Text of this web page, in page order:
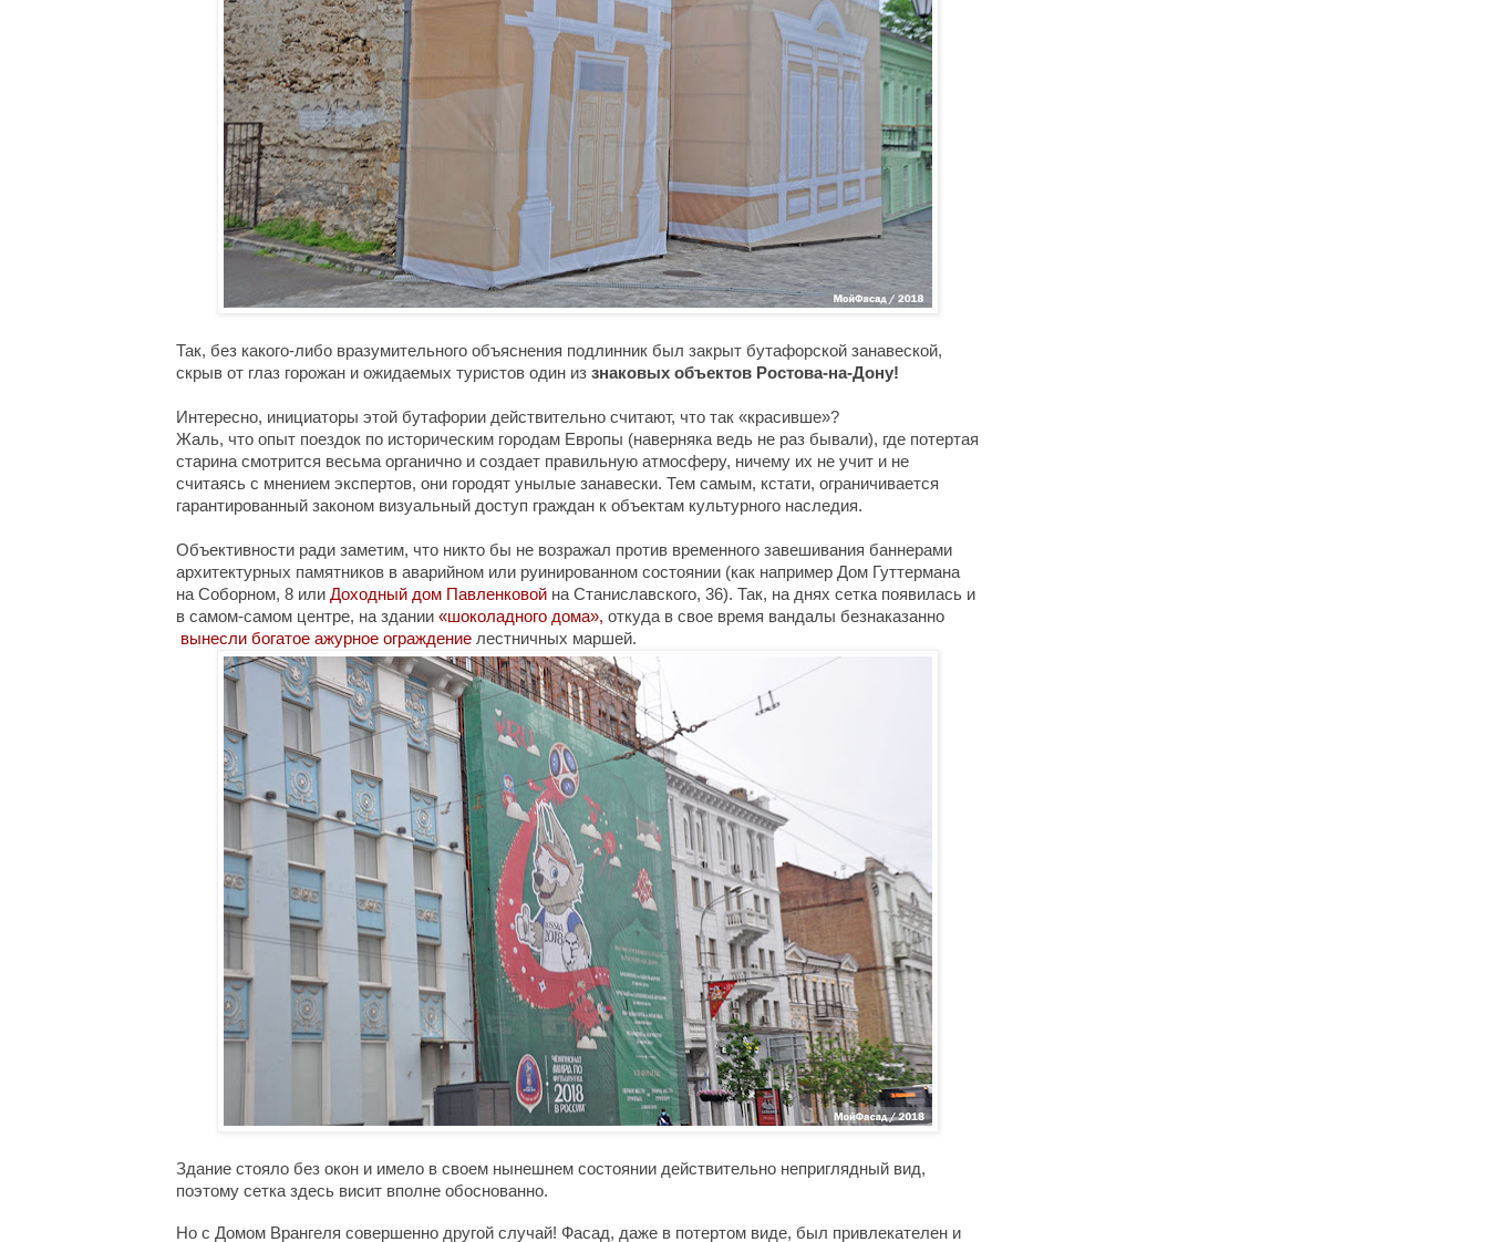
Так, без какого-либо вразумительного объяснения подлинник был закрыт бутафорской занавеской,
скрыв от глаз горожан и ожидаемых туристов один из знаковых объектов Ростова-на-Дону!
Интересно, инициаторы этой бутафории действительно считают, что так «красивше»?
Жаль, что опыт поездок по историческим городам Европы (наверняка ведь не раз бывали), где потертая
старина смотрится весьма органично и создает правильную атмосферу, ничему их не учит и не
считаясь с мнением экспертов, они городят унылые занавески. Тем самым, кстати, ограничивается
гарантированный законом визуальный доступ граждан к объектам культурного наследия.
Объективности ради заметим, что никто бы не возражал против временного завешивания баннерами
архитектурных памятников в аварийном или руинированном состоянии (как например Дом Гуттермана
на Соборном, 8 или Доходный дом Павленковой на Станиславского, 36). Так, на днях сетка появилась и
в самом-самом центре, на здании «шоколадного дома», откуда в свое время вандалы безнаказанно
вынесли богатое ажурное ограждение лестничных маршей.
Здание стояло без окон и имело в своем нынешнем состоянии действительно неприглядный вид,
поэтому сетка здесь висит вполне обоснованно.
Но с Домом Врангеля совершенно другой случай! Фасад, даже в потертом виде, был привлекателен и